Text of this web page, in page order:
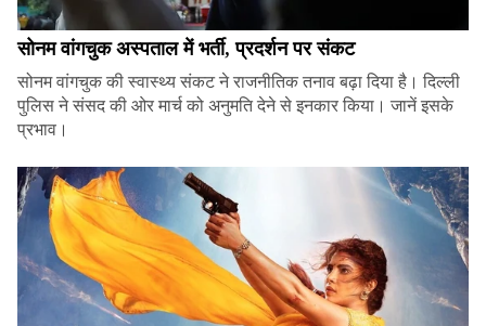
सोनम वांगचुक अस्पताल में भर्ती, प्रदर्शन पर संकट
सोनम वांगचुक की स्वास्थ्य संकट ने राजनीतिक तनाव बढ़ा दिया है। दिल्ली
पुलिस ने संसद की ओर मार्च को अनुमति देने से इनकार किया। जानें इसके
प्रभाव।